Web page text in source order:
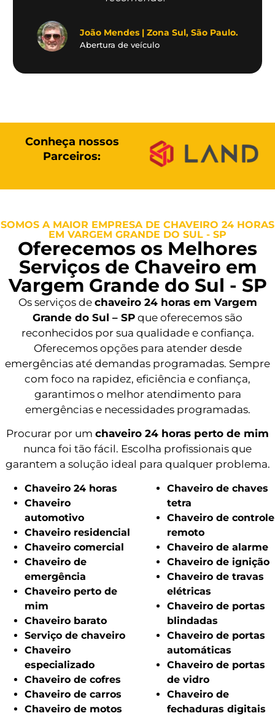
João Mendes | Zona Sul, São Paulo.
Abertura de veículo
Conheça nossos
Parceiros:
SOMOS A MAIOR EMPRESA DE CHAVEIRO 24 HORAS
EM VARGEM GRANDE DO SUL - SP
Oferecemos os Melhores
Serviços de Chaveiro em
Vargem Grande do Sul - SP
Os serviços de chaveiro 24 horas em Vargem
Grande do Sul – SP que oferecemos são
reconhecidos por sua qualidade e confiança.
Oferecemos opções para atender desde
emergências até demandas programadas. Sempre
com foco na rapidez, eficiência e confiança,
garantimos o melhor atendimento para
emergências e necessidades programadas.
Procurar por um chaveiro 24 horas perto de mim
nunca foi tão fácil. Escolha profissionais que
garantem a solução ideal para qualquer problema.
Chaveiro 24 horas
Chaveiro
automotivo
Chaveiro residencial
Chaveiro comercial
Chaveiro de
emergência
Chaveiro perto de
mim
Chaveiro barato
Serviço de chaveiro
Chaveiro
especializado
Chaveiro de cofres
Chaveiro de carros
Chaveiro de motos
Chaveiro de chaves
tetra
Chaveiro de controle
remoto
Chaveiro de alarme
Chaveiro de ignição
Chaveiro de travas
elétricas
Chaveiro de portas
blindadas
Chaveiro de portas
automáticas
Chaveiro de portas
de vidro
Chaveiro de
fechaduras digitais